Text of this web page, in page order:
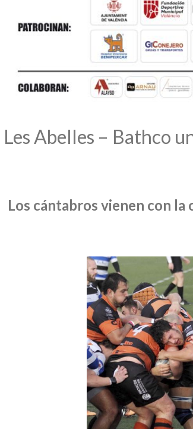
Les Abelles – Bathco
Los cántabros vienen con